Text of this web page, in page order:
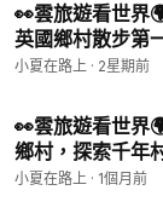
👀雲旅遊看世界
英國鄉村散步第
小夏在路上 · 2星期前
👀雲旅遊看世界
鄉村，探索千年
小夏在路上 · 1個月前